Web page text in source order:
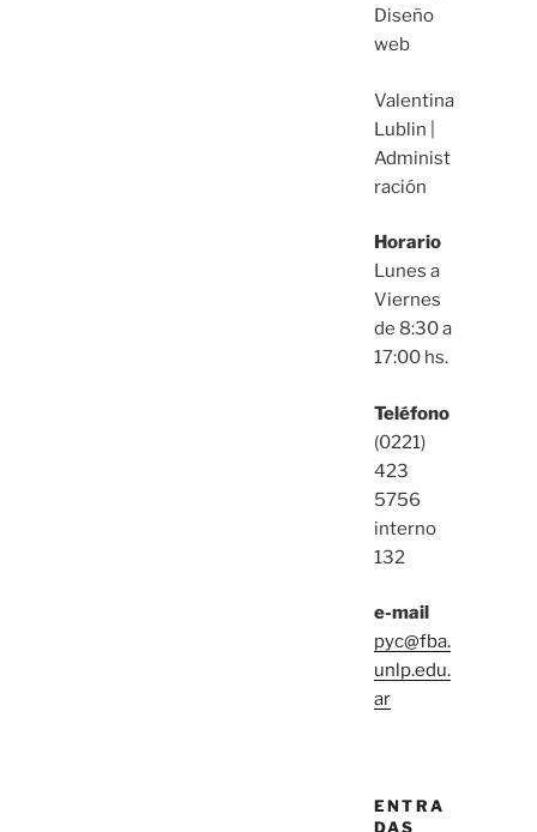
Diseño
web
Valentina
Lublin |
Administ
ración
Horario
Lunes a
Viernes
de 8:30 a
17:00 hs.
Teléfono
(0221)
423
5756
interno
132
e-mail
pyc@fba.
unlp.edu.
ar
ENTRA
DAS